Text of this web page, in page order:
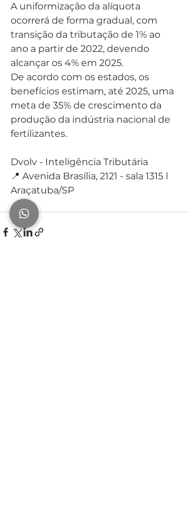
A uniformização da alíquota
ocorrerá de forma gradual, com
transição da tributação de 1% ao
ano a partir de 2022, devendo
alcançar os 4% em 2025.
De acordo com os estados, os
benefícios estimam, até 2025, uma
meta de 35% de crescimento da
produção da indústria nacional de
fertilizantes.
Dvolv - Inteligência Tributária⁣⁣⁣
📍 Avenida Brasília, 2121 - sala 1315 l
Araçatuba/SP⁣⁣⁣